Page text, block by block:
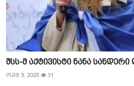
შსს-მ აქტივისტი ნანა სანდერი
ოქტ 9, 2025 31